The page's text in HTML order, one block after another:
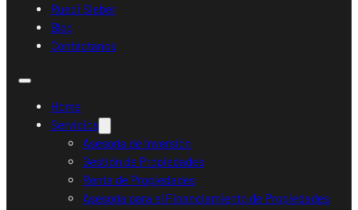
Ruedi Sieber
Blog
Contáctanos
Home
Servicios
Asesoría de Inversión
Gestión de Propiedades
Renta de Propiedades
Asesoría para el Financiamiento de Propiedades